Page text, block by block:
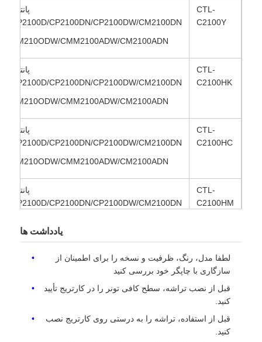
تراشه تونر کانن
چیپ تونر مینولتا
تراشه تیز
واحد درام و فیوزر
کارتریج تونر
CTL-
C2100Y
پانتوم
CP2100D/CP2100DN/CP2100DW/CM2100DN
CM210ODW/CMM2100ADW/CM2100ADN
CTL-
C2100HK
پانتوم
CP2100D/CP2100DN/CP2100DW/CM2100DN
CM210ODW/CMM2100ADW/CM2100ADN
CTL-
C2100HC
پانتوم
CP2100D/CP2100DN/CP2100DW/CM2100DN
CM210ODW/CMM2100ADW/CM2100ADN
CTL-
C2100HM
پانتوم
CP2100D/CP2100DN/CP2100DW/CM2100DN
C2100HY
CP2100D/CP2100DN/CP2100DW/CM2100DN
CM210ODW/CMM2100ADW/CM2100ADN
یادداشت ها
لطفا مدل، رنگ، ظرفیت و نسخه را برای اطمینان از
سازگاری با چاپگر خود بررسی کنید
قبل از نصب تراشه، سطح کافی تونر را در کارتریج تأیید
کنید.
قبل از استفاده، تراشه را به درستی روی کارتریج نصب
کنید.